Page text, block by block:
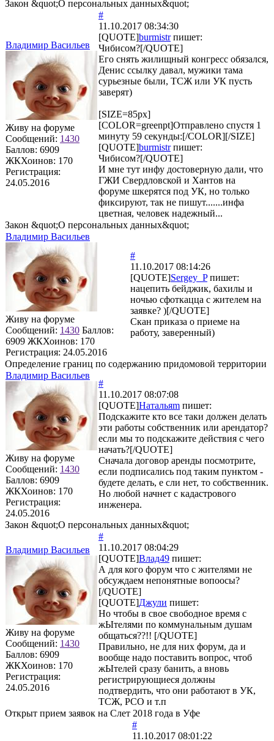
Закон &quot;О персональных данных&quot;
Владимир Васильев
Живу на форуме
Сообщений: 1430
Баллов: 6909
ЖКХоинов: 170
Регистрация:
24.05.2016
#
11.10.2017 08:34:30
[QUOTE]burmistrпишет:
Чибисом?[/QUOTE]
Его снять жилищный конгресс обязался,
Денис ссылку давал, мужики тама
сурьезные были, ТСЖ или УК пусть
заверят)
[SIZE=85px]
[COLOR=greenpt]Отправлено спустя 1
минуту 59 секунды:[/COLOR][/SIZE]
[QUOTE]burmistrпишет:
Чибисом?[/QUOTE]
И мне тут инфу достоверную дали, что
ГЖИ Свердловской и Хантов на
форуме шкерятся под УК, но только
фиксируют, так не пишут.......инфа
цветная, человек надежный...
Закон &quot;О персональных данных&quot;
Владимир Васильев
Живу на форуме
Сообщений: 1430 Баллов:
6909 ЖКХоинов: 170
Регистрация: 24.05.2016
#
11.10.2017 08:14:26
[QUOTE]Sergey_Pпишет:
нацепить бейджик, бахилы и
ночью сфоткацца с жителем на
заявке? )[/QUOTE]
Скан приказа о приеме на
работу, заверенный)
Определение границ по содержанию придомовой территории
Владимир Васильев
Живу на форуме
Сообщений: 1430
Баллов: 6909
ЖКХоинов: 170
Регистрация:
24.05.2016
#
11.10.2017 08:07:08
[QUOTE]Натальяm пишет:
Подскажите кто все таки должен делать
эти работы собственник или арендатор?
если мы то подскажите действия с чего
начать?[/QUOTE]
Сначала договор аренды посмотрите,
если подписались под таким пунктом -
будете делать, е сли нет, то собственник.
Но любой начнет с кадастрового
инженера.
Закон &quot;О персональных данных&quot;
Владимир Васильев
Живу на форуме
Сообщений: 1430
Баллов: 6909
ЖКХоинов: 170
Регистрация:
24.05.2016
#
11.10.2017 08:04:29
[QUOTE]Влад49 пишет:
А для кого форум что с жителями не
обсуждаем непонятные вопоосы?
[/QUOTE]
[QUOTE]Джули пишет:
Но чтобы в свое свободное время с
жЫтелями по коммунальным душам
общаться??!! [/QUOTE]
Правильно, не для них форум, да и
вообще надо поставить вопрос, чтоб
жЫтелей сразу банить, а вновь
регистрирующиеся должны
подтвердить, что они работают в УК,
ТСЖ, РСО и т.п
Открыт прием заявок на Слет 2018 года в Уфе
#
11.10.2017 08:01:22